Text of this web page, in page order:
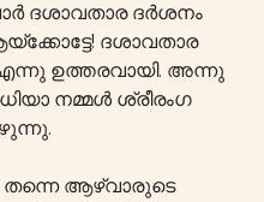
ദശാവതാര ദർശനം
ദശാവതാര
എന്നു ഉത്തരവായി. അന്നു
നമ്മൾ ശ്രീരംഗ
ആഴ്വാരുടെ